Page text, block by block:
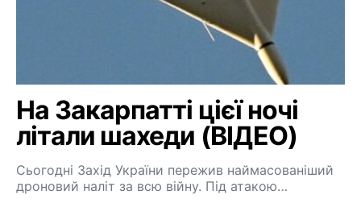
На Закарпатті цієї ночі
літали шахеди (ВІДЕО)
Сьогодні Захід України пережив наймасованіший
дроновий наліт за всю війну. Під атакою…